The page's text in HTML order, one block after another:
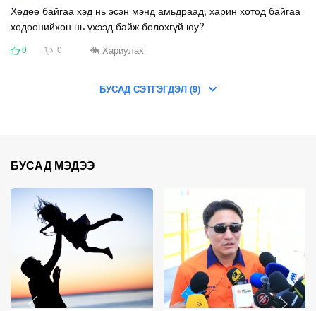
Хөдөө байгаа хэд нь эсэн мэнд амьдраад, харин хотод байгаа
хөдөөнийхөн нь үхээд байж болохгүй юу?
0 0 Хариулах
БУСАД СЭТГЭГДЭЛ (9)
БУСАД МЭДЭЭ